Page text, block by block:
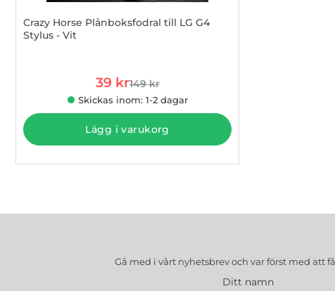
Crazy Horse Plånboksfodral till LG G4
Stylus - Vit
rea pris
39 krtidigare pris
149 kr
Skickas inom: 1-2 dagar
Lägg i varukorg
Gå med i vårt nyhetsbrev och var först med att
Ditt namn